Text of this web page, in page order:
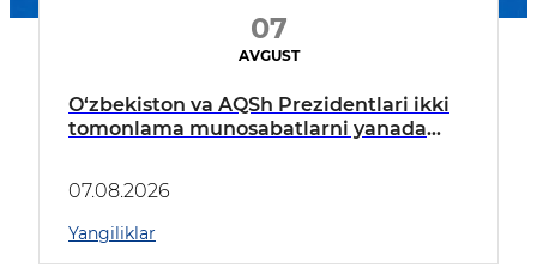
07
AVGUST
O‘zbekiston va AQSh Prezidentlari ikki
tomonlama munosabatlarni yanada
07.08.2026
Yangiliklar